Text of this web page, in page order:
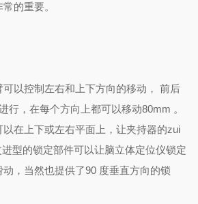
的重要。
以控制左右和上下方向的移动， 前后
行，在每个方向上都可以移动80mm 。
在上下或左右平面上，让夹持器的zui
进型的锁定部件可以让脑立体定位仪锁定
动，当然也提供了90 度垂直方向的锁